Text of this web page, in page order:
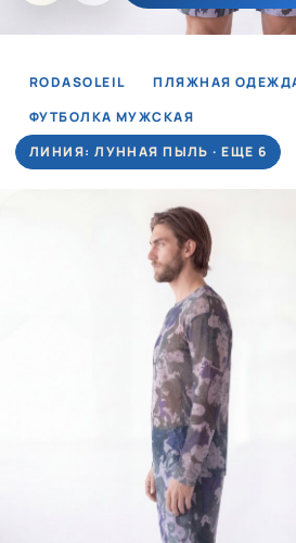
RODASOLEIL
ПЛЯЖНАЯ
ФУТБОЛКА МУЖСКАЯ
ЛИНИЯ: ЛУННАЯ ПЫЛЬ · ЕЩЕ 6